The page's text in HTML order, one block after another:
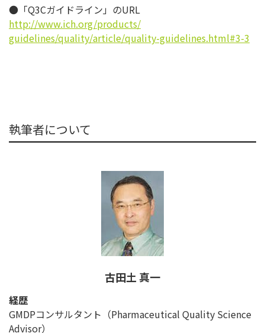
●「Q3Cガイドライン」のURL
http://www.ich.org/products/
guidelines/quality/article/quality-guidelines.html#3-3
執筆者について
古田土 真一
経歴
GMDPコンサルタント（Pharmaceutical Quality Science
Advisor）